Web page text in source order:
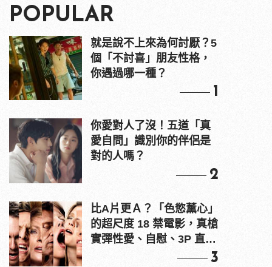
POPULAR
就是說不上來為何討厭？5
個「不討喜」朋友性格，
你遇過哪一種？
1
你愛對人了沒！五道「真
愛自問」識別你的伴侶是
對的人嗎？
2
比A片更Ａ？「色慾薰心」
的超尺度 18 禁電影，真槍
實彈性愛、自慰、3P 直接
3